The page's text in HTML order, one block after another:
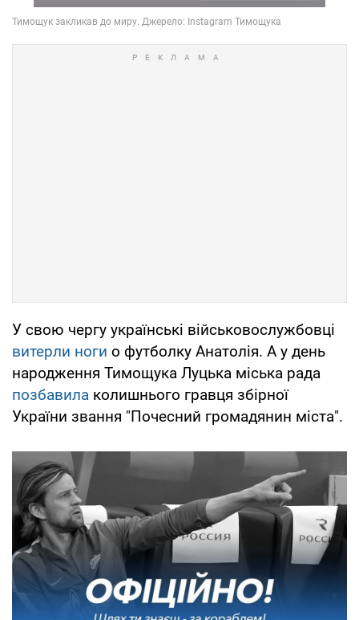
У свою чергу українські військовослужбовці
витерли ноги о футболку Анатолія. А у день
народження Тимощука Луцька міська рада
позбавила колишнього гравця збірної
України звання "Почесний громадянин міста".